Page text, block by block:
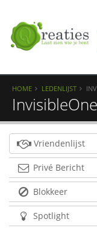
HOME LEDENLIJST
InvisibleOne
Vriendenlijst
Privé Bericht
Blokkeer
Spotlight